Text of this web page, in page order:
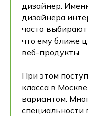
дизайнер.
дизайнера
часто
что ему ближе
веб-продукты.
При этом
класса в
вариантом.